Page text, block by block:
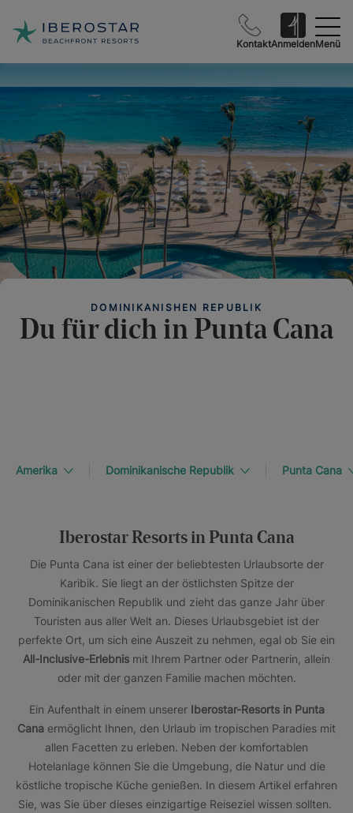
KontaktAnmeldenMenü
DOMINIKANISHEN REPUBLIK
Du für dich in Punta Cana
Amerika Dominikanische Republik Punta Cana
Iberostar Resorts in Punta Cana
Die Punta Cana ist einer der beliebtesten Urlaubsorte der
Karibik. Sie liegt an der östlichsten Spitze der
Dominikanischen Republik und zieht das ganze Jahr über
Touristen aus aller Welt an. Dieses Urlaubsgebiet ist der
perfekte Ort, um sich eine Auszeit zu nehmen, egal ob Sie ein
All-Inclusive-Erlebnis mit Ihrem Partner oder Partnerin, allein
oder mit der ganzen Familie machen möchten.
Ein Aufenthalt in einem unserer Iberostar-Resorts in Punta
Cana ermöglicht Ihnen, den Urlaub im tropischen Paradies mit
allen Facetten zu erleben. Neben der komfortablen
Hotelanlage können Sie die Umgebung, die Natur und die
köstliche tropische Küche genießen. In diesem Artikel erfahren
Sie, was Sie über dieses einzigartige Reiseziel wissen sollten.